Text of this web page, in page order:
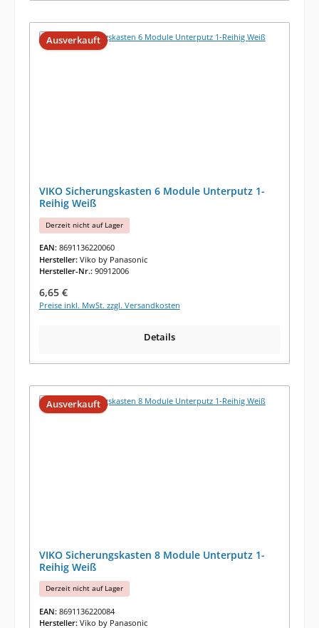
Ausverkauft
VIKO Sicherungskasten 6 Module Unterputz 1-
Reihig Weiß
Derzeit nicht auf Lager
EAN: 8691136220060
Hersteller: Viko by Panasonic
Hersteller-Nr.: 90912006
Regulärer Preis:
6,65 €
Preise inkl. MwSt. zzgl. Versandkosten
Details
Ausverkauft
VIKO Sicherungskasten 8 Module Unterputz 1-
Reihig Weiß
Derzeit nicht auf Lager
EAN: 8691136220084
Hersteller: Viko by Panasonic